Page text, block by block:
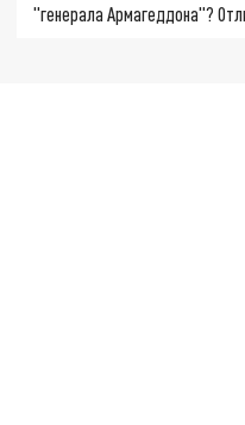
"генерала Армагеддона"?